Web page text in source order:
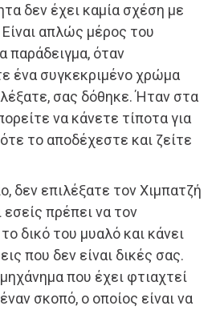
δεν έχει καμία σχέση με
απλώς μέρος του
παράδειγμα, όταν
ένα συγκεκριμένο χρώμα
σας δόθηκε. Ήταν στα
να κάνετε τίποτα για
το αποδέχεστε και ζείτε
δεν επιλέξατε τον Χιμπατζή
πρέπει να τον
δικό του μυαλό και κάνει
που δεν είναι δικές σας.
που έχει φτιαχτεί
σκοπό, ο οποίος είναι να